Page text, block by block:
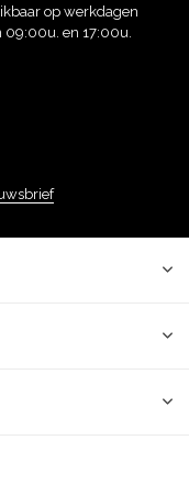
op werkdagen
09:00u. en 17:00u.